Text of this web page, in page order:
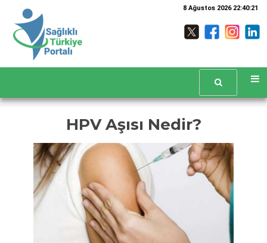
8 Ağustos 2026 22:40:21
HPV Aşısı Nedir?